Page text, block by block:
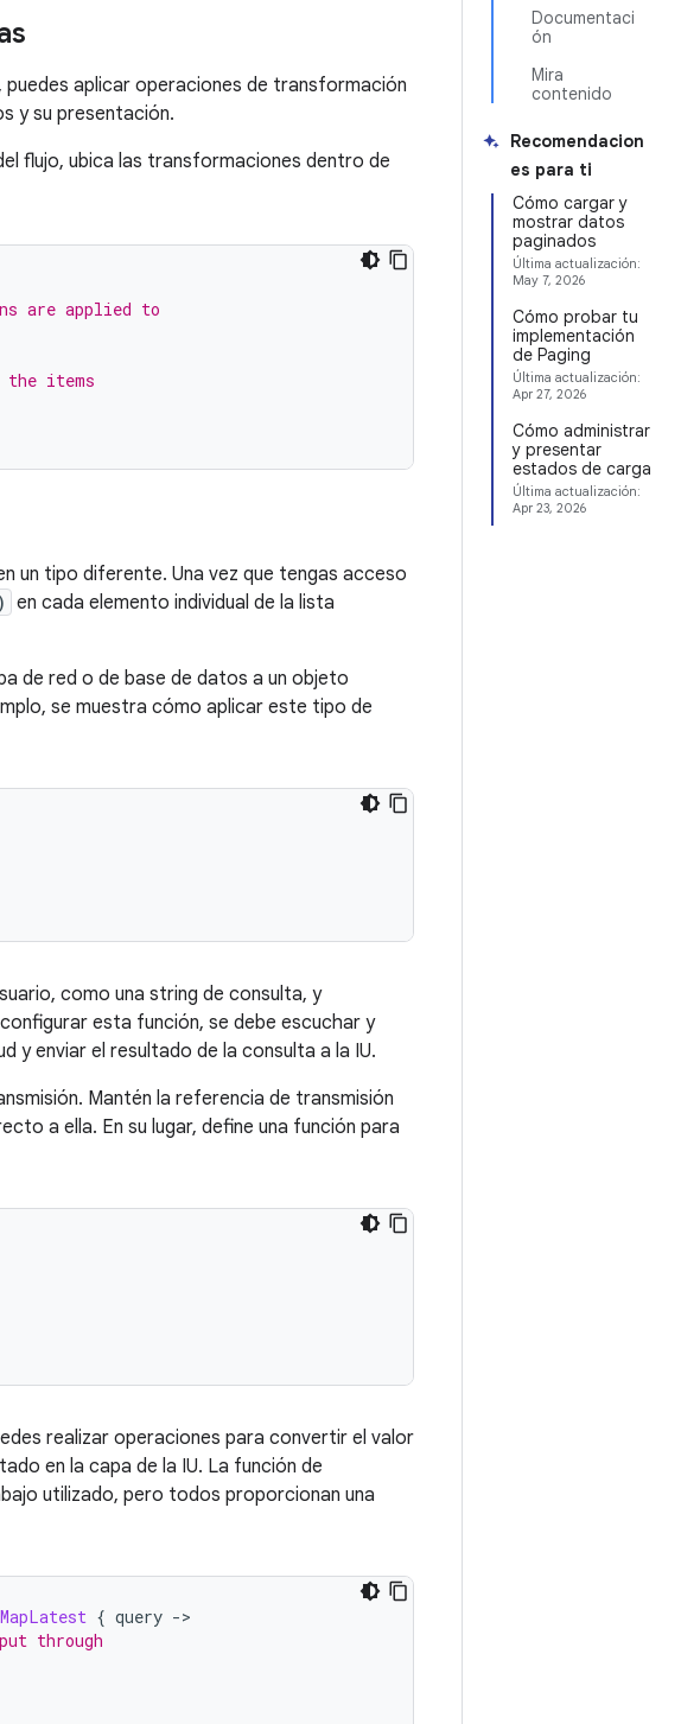
Documentaci
ón
Mira
contenido
Recomendacion
es para ti
Cómo cargar y
mostrar datos
paginados
Última actualización:
May 7, 2026
Cómo probar tu
implementación
de Paging
Última actualización:
Apr 27, 2026
Cómo administrar
y presentar
estados de carga
Última actualización:
Apr 23, 2026
puedes aplicar operaciones de transformación
y su presentación.
flujo, ubica las transformaciones dentro de
are applied to
items
un tipo diferente. Una vez que tengas acceso
en cada elemento individual de la lista
de red o de base de datos a un objeto
se muestra cómo aplicar este tipo de
como una string de consulta, y
esta función, se debe escuchar y
y enviar el resultado de la consulta a la IU.
Mantén la referencia de transmisión
a ella. En su lugar, define una función para
realizar operaciones para convertir el valor
en la capa de la IU. La función de
utilizado, pero todos proporcionan una
{ query ->
through